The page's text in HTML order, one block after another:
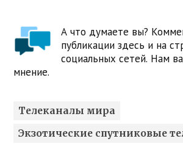
А что думаете вы?
публикации здесь и на
социальных сетей. Нам
мнение.
Телеканалы мира
Экзотические спутниковые